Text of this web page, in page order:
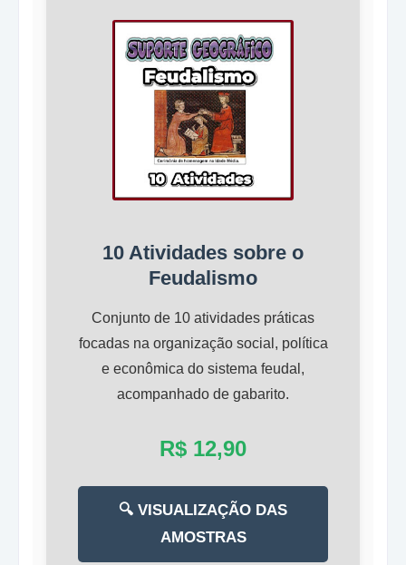
10 Atividades sobre o
Feudalismo
Conjunto de 10 atividades práticas
focadas na organização social, política
e econômica do sistema feudal,
acompanhado de gabarito.
R$ 12,90
🔍 VISUALIZAÇÃO DAS
AMOSTRAS